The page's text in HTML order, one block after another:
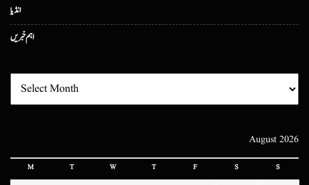
انڈیا
اہم خبریں
August 2026
M T W T F S S